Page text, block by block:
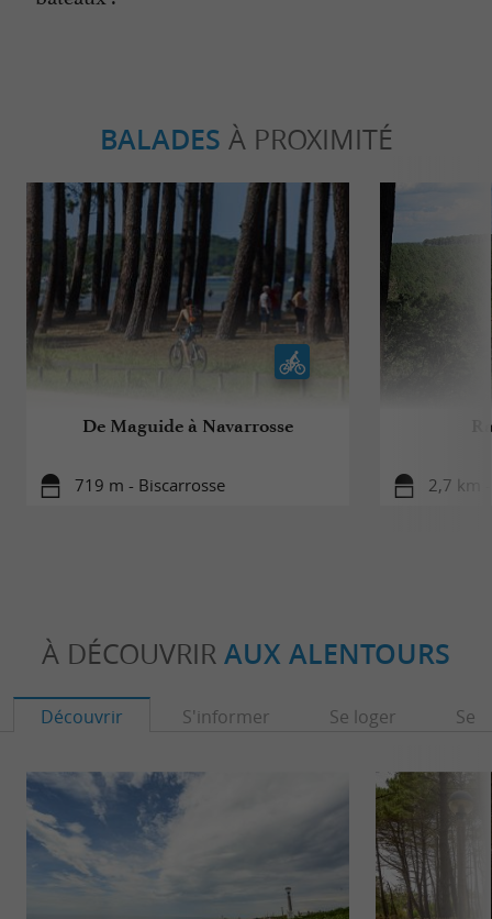
BALADES À PROXIMITÉ
De Maguide à Navarrosse
719 m - Biscarrosse 2,7 km
À DÉCOUVRIR AUX ALENTOURS
Découvrir S'informer Se loger Se